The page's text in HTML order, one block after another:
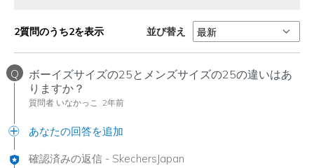
2質問のうち2を表示 並び替え
Q
ボーイズサイズの25とメンズサイズの25の違いはあ
りますか？
質問者 いなかっこ 2年前
あなたの回答を追加
確認済みの返信 - SkechersJapan